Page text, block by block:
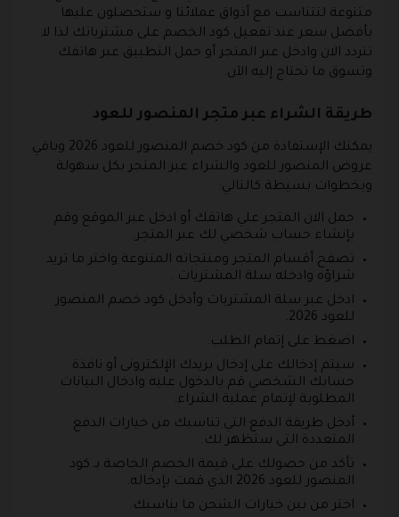
متنوعة لتتناسب مع أذواق عملائنا و ستحصلون عليها
بأفضل سعر عند تفعيل كود الخصم على مشترياتك لذا لا
تتردد الان وادخل عبر المتجر أو حمل التطبيق عبر هاتفك
وتسوق ما تحتاج إليه الآن.
طريقة الشراء عبر متجر المنصور للعود
يمكنك الإستفادة من كود خصم المنصور للعود 2026 وباقي
عروض المنصور للعود والشراء عبر المتجر بكل سهولة
وبخطوات بسيطة كالتالي:
حمل الان المتجر علي هاتفك أو ادخل عبر الموقع وقم
بإنشاء حساب شخصي لك عبر المتجر.
تصفح أقسام المتجر ومنتجاته المتنوعة واختر ما تريد
شراؤه وادخله سلة المشتريات .
ادخل عبر سلة المشتريات وأدخل كود خصم المنصور
للعود 2026.
اضغط على إتمام الطلب.
سيتم إدخالك على إدخال بريدك الإلكترونى أو نافذة
حسابك الشخصي قم بالدخول عليه وادخال البيانات
المطلوبة لإتمام عملية الشراء.
أدخل طريقة الدفع التي تناسبك من خيارات الدفع
المتعددة التى ستظهر لك.
تأكد من حصولك على قيمة الخصم الخاصة بـ كود
المنصور للعود 2026 الذي قمت بإدخاله.
اختر من بين خيارات الشحن ما يناسبك.